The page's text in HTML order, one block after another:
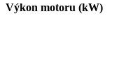
Výkon motoru (kW)